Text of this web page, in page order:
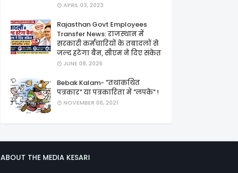
APRIL 03, 2023
Rajasthan Govt Employees
Transfer News: राजस्थान में
सरकारी कर्मचारियों के तबादलों से
जल्द हटेगा बैन, सीएम ने दिए संकेत
JUNE 08, 2026
Bebak Kalam- "तथाकथित
पत्रकार" या पत्रकारिता में "लपके" !
NOVEMBER 06, 2021
ABOUT THE MEDIA KESARI